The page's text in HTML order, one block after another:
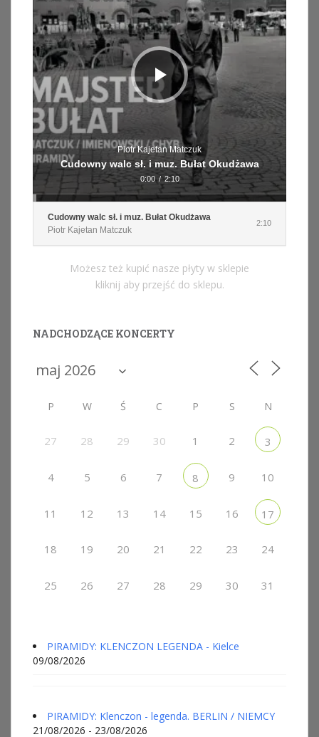
Piotr Kajetan Matczuk
Cudowny walc sł. i muz. Bułat Okudżawa
0:00 / 2:10
Cudowny walc sł. i muz. Bułat Okudżawa
Piotr Kajetan Matczuk
2:10
Możesz też kupić nasze płyty w sklepie
kliknij aby przejść do sklepu.
NADCHODZĄCE KONCERTY
P W Ś C P S N
27 28 29 30 1 2 3
4 5 6 7 8 9 10
11 12 13 14 15 16 17
18 19 20 21 22 23 24
25 26 27 28 29 30 31
PIRAMIDY: KLENCZON LEGENDA - Kielce
09/08/2026
PIRAMIDY: Klenczon - legenda. BERLIN / NIEMCY
21/08/2026 - 23/08/2026